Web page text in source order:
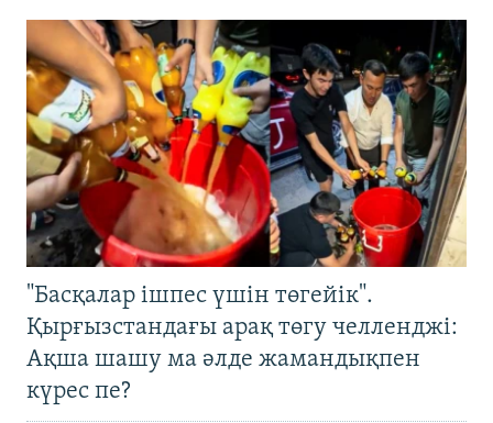
"Басқалар ішпес үшін төгейік".
Қырғызстандағы арақ төгу челленджі:
Ақша шашу ма әлде жамандықпен
күрес пе?